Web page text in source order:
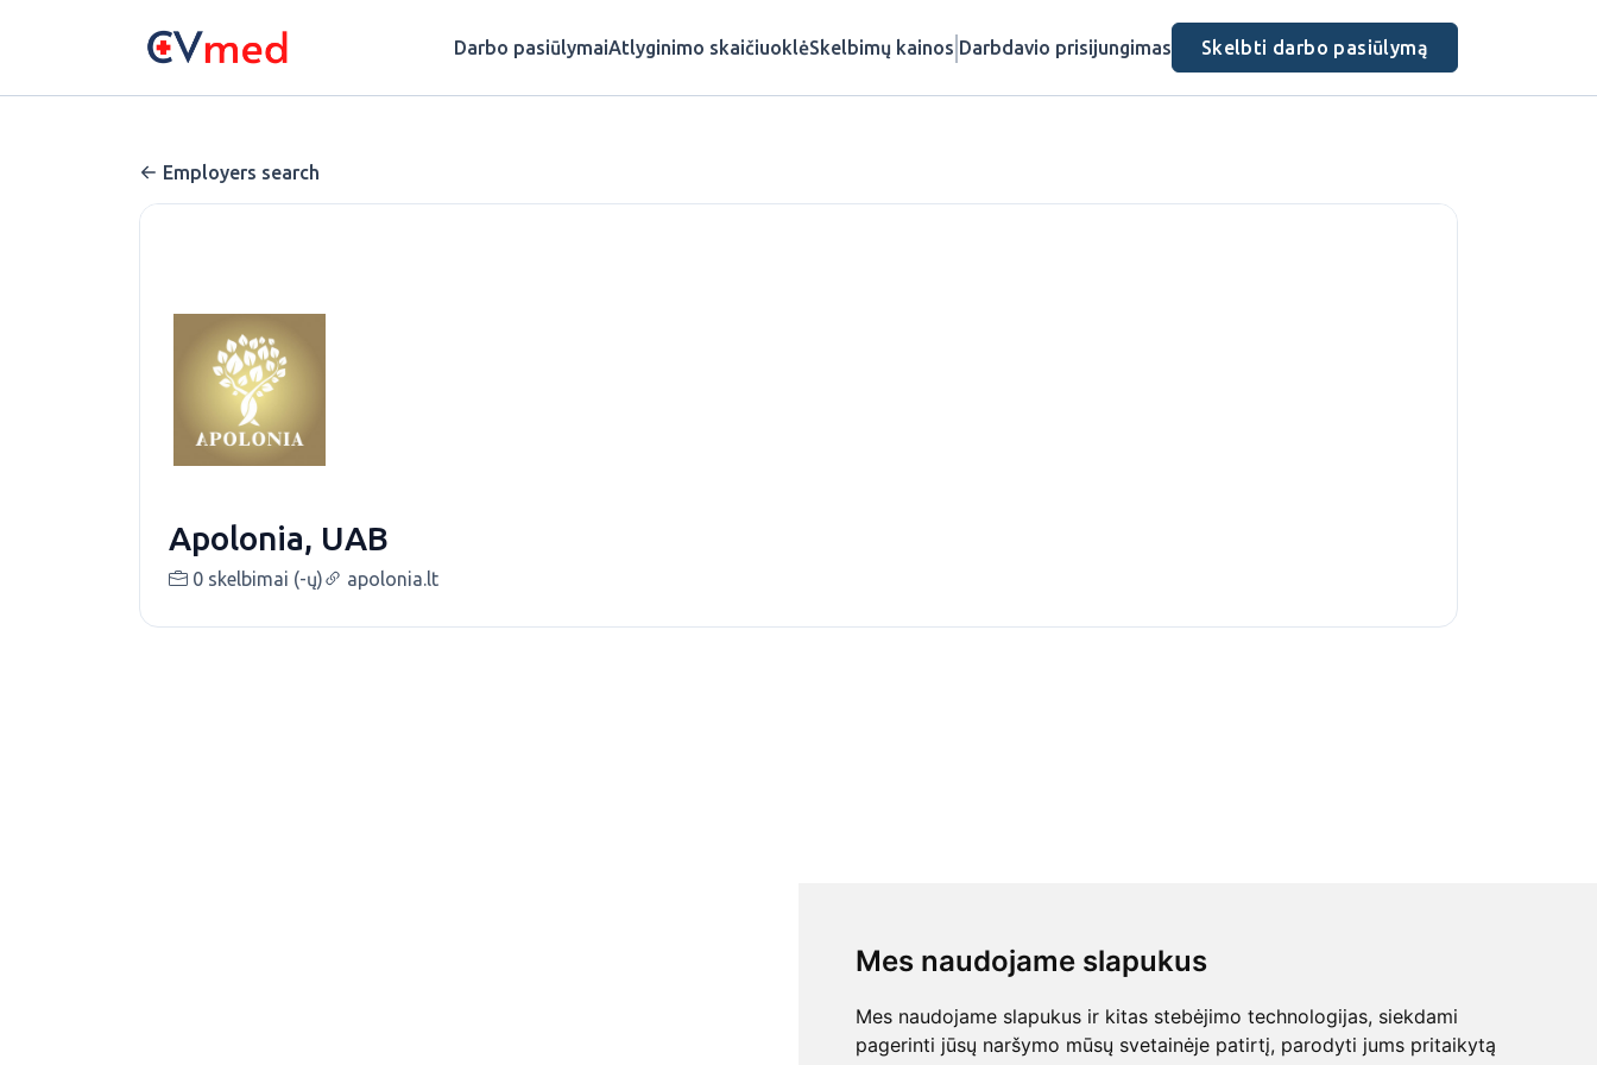
Mes naudojame slapukus
Mes naudojame slapukus ir kitas stebėjimo technologijas, siekdami
pagerinti jūsų naršymo mūsų svetainėje patirtį, parodyti jums pritaikytą
Darbo pasiūlymaiAtlyginimo skaičiuoklėSkelbimų kainos Darbdavio prisijungimas Skelbti darbo pasiūlymą
Employers search
Apolonia, UAB
0 skelbimai (-ų) apolonia.lt